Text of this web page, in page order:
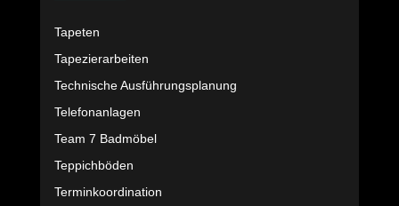
Tapeten
Tapezierarbeiten
Technische Ausführungsplanung
Telefonanlagen
Team 7 Badmöbel
Teppichböden
Terminkoordination